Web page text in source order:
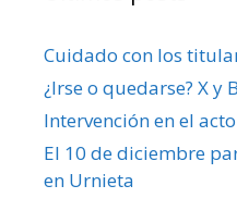
Cuidado con los
¿Irse o quedarse? X y
Intervención en el
El 10 de diciembre
en Urnieta